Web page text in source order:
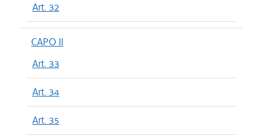
Art. 32
CAPO II
Art. 33
Art. 34
Art. 35